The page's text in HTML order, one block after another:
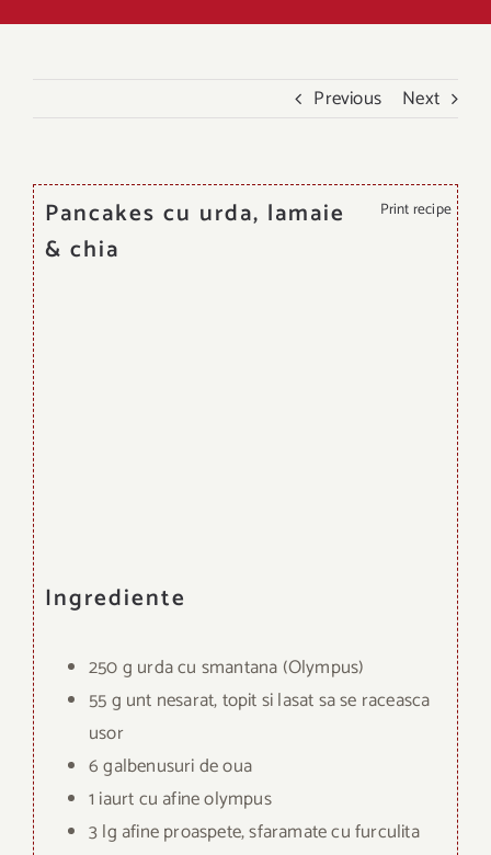
Previous Next
Pancakes cu urda, lamaie
& chia
Print recipe
Ingrediente
250 g urda cu smantana (Olympus)
55 g unt nesarat, topit si lasat sa se raceasca
usor
6 galbenusuri de oua
1 iaurt cu afine olympus
3 lg afine proaspete, sfaramate cu furculita